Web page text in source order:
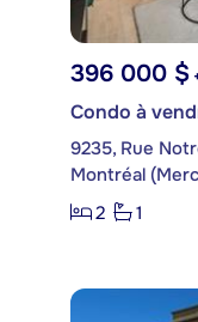
396 000 $
Condo à
9235, Rue
Montréal
2
1